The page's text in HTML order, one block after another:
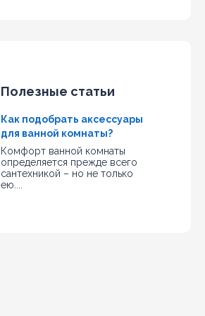
Полезные статьи
Как подобрать аксессуары
для ванной комнаты?
Комфорт ванной комнаты
определяется прежде всего
сантехникой – но не только
ею....